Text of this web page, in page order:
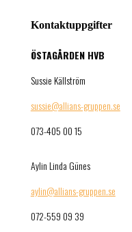
Kontaktuppgifter
ÖSTAGÅRDEN HVB
Sussie Källström
sussie@allians-gruppen.se
073-405 00 15
Aylin Linda Günes
aylin@allians-gruppen.se
072-559 09 39